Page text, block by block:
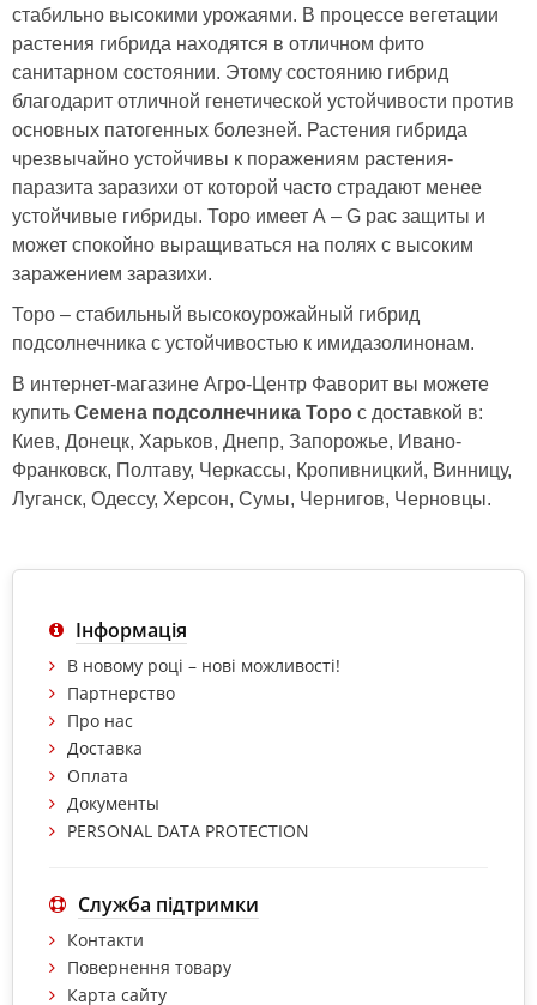
стабильно высокими урожаями. В процессе вегетации
растения гибрида находятся в отличном фито
санитарном состоянии. Этому состоянию гибрид
благодарит отличной генетической устойчивости против
основных патогенных болезней. Растения гибрида
чрезвычайно устойчивы к поражениям растения-
паразита заразихи от которой часто страдают менее
устойчивые гибриды. Торо имеет А – G рас защиты и
может спокойно выращиваться на полях с высоким
заражением заразихи.
Торо – стабильный высокоурожайный гибрид
подсолнечника с устойчивостью к имидазолинонам.
В интернет-магазине Агро-Центр Фаворит вы можете
купить Семена подсолнечника Торо с доставкой в:
Киев, Донецк, Харьков, Днепр, Запорожье, Ивано-
Франковск, Полтаву, Черкассы, Кропивницкий, Винницу,
Луганск, Одессу, Херсон, Сумы, Чернигов, Черновцы.
Інформація
В новому році – нові можливості!
Партнерство
Про нас
Доставка
Оплата
Документы
PERSONAL DATA PROTECTION
Служба підтримки
Контакти
Повернення товару
Карта сайту